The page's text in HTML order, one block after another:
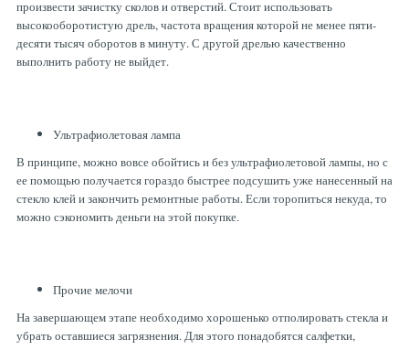
произвести зачистку сколов и отверстий. Стоит использовать
высокооборотистую дрель, частота вращения которой не менее пяти-
десяти тысяч оборотов в минуту. С другой дрелью качественно
выполнить работу не выйдет.
Ультрафиолетовая лампа
В принципе, можно вовсе обойтись и без ультрафиолетовой лампы, но с
ее помощью получается гораздо быстрее подсушить уже нанесенный на
стекло клей и закончить ремонтные работы. Если торопиться некуда, то
можно сэкономить деньги на этой покупке.
Прочие мелочи
На завершающем этапе необходимо хорошенько отполировать стекла и
убрать оставшиеся загрязнения. Для этого понадобятся салфетки,